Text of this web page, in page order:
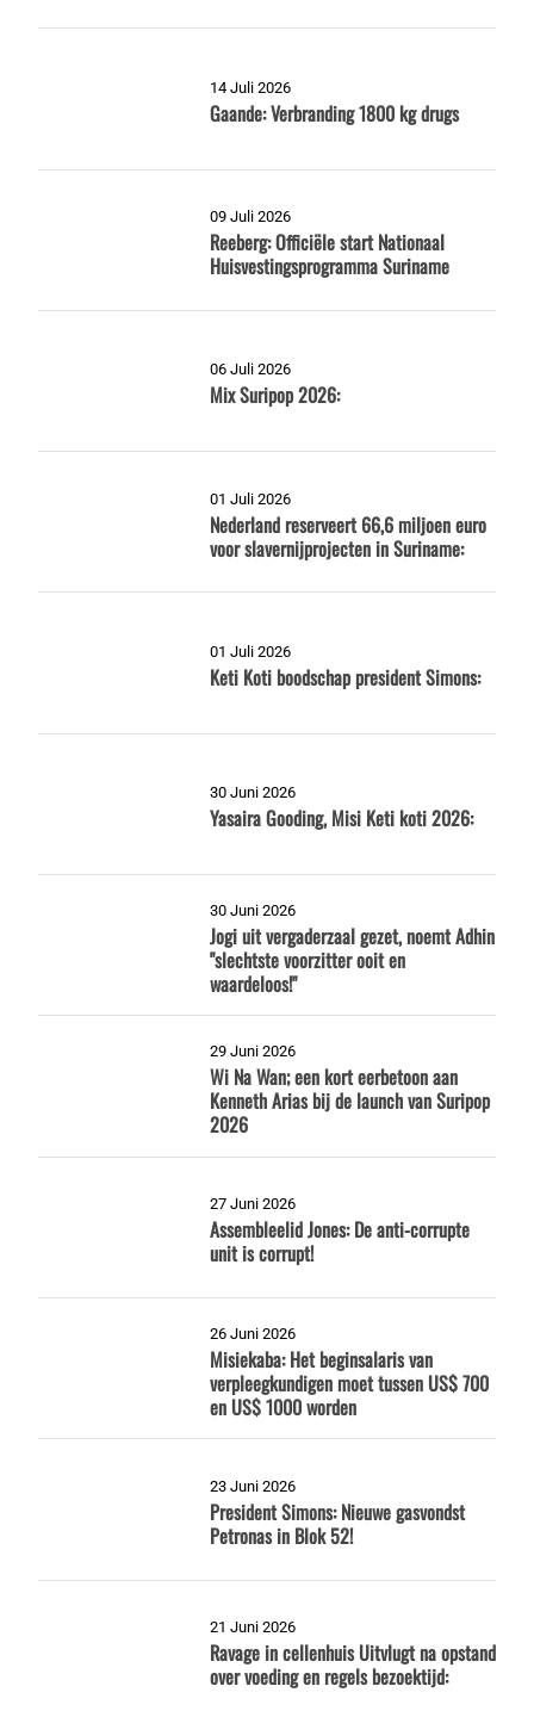
14 Juli 2026
Gaande: Verbranding 1800 kg drugs
09 Juli 2026
Reeberg: Officiële start Nationaal
Huisvestingsprogramma Suriname
06 Juli 2026
Mix Suripop 2026:
01 Juli 2026
Nederland reserveert 66,6 miljoen euro
voor slavernijprojecten in Suriname:
01 Juli 2026
Keti Koti boodschap president Simons:
30 Juni 2026
Yasaira Gooding, Misi Keti koti 2026:
30 Juni 2026
Jogi uit vergaderzaal gezet, noemt Adhin
"slechtste voorzitter ooit en
waardeloos!"
29 Juni 2026
Wi Na Wan; een kort eerbetoon aan
Kenneth Arias bij de launch van Suripop
2026
27 Juni 2026
Assembleelid Jones: De anti-corrupte
unit is corrupt!
26 Juni 2026
Misiekaba: Het beginsalaris van
verpleegkundigen moet tussen US$ 700
en US$ 1000 worden
23 Juni 2026
President Simons: Nieuwe gasvondst
Petronas in Blok 52!
21 Juni 2026
Ravage in cellenhuis Uitvlugt na opstand
over voeding en regels bezoektijd: